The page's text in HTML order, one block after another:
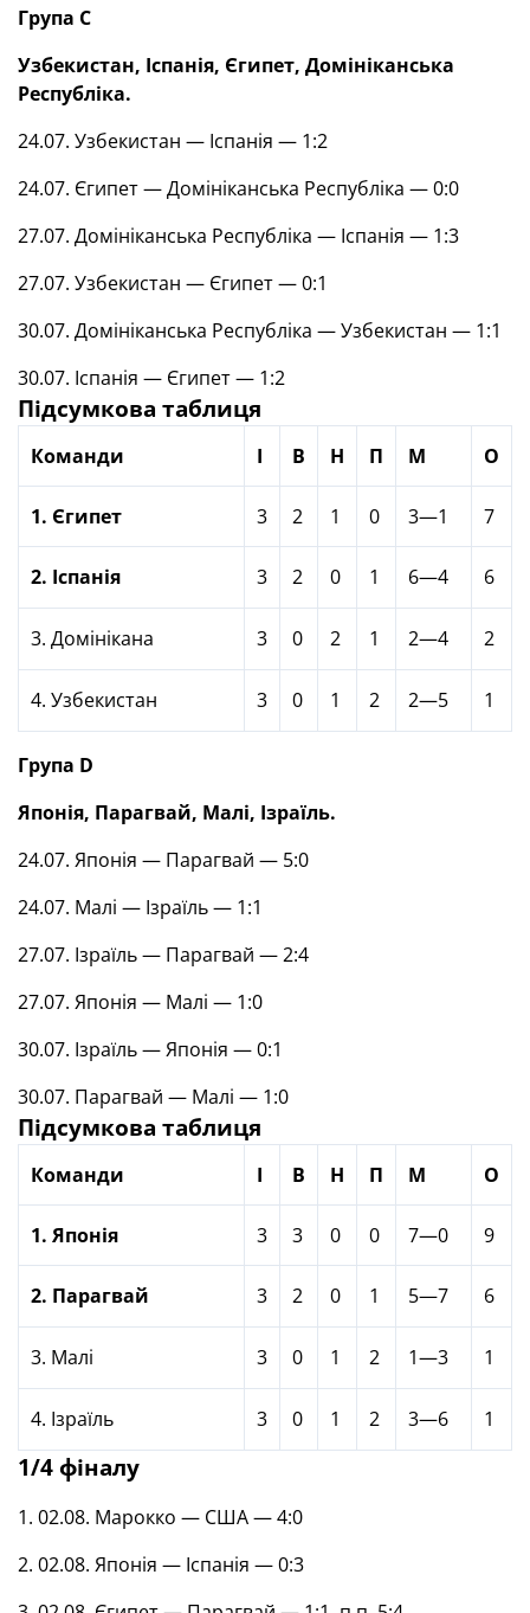
Група С
Узбекистан, Іспанія, Єгипет, Домініканська
Республіка.
24.07. Узбекистан — Іспанія — 1:2
24.07. Єгипет — Домініканська Республіка — 0:0
27.07. Домініканська Республіка — Іспанія — 1:3
27.07. Узбекистан — Єгипет — 0:1
30.07. Домініканська Республіка — Узбекистан — 1:1
30.07. Іспанія — Єгипет — 1:2
Підсумкова таблиця
Команди І В Н П М О
1. Єгипет 3 2 1 0 3—1 7
2. Іспанія 3 2 0 1 6—4 6
3. Домінікана 3 0 2 1 2—4 2
4. Узбекистан 3 0 1 2 2—5 1
Група D
Японія, Парагвай, Малі, Ізраїль.
24.07. Японія — Парагвай — 5:0
24.07. Малі — Ізраїль — 1:1
27.07. Ізраїль — Парагвай — 2:4
27.07. Японія — Малі — 1:0
30.07. Ізраїль — Японія — 0:1
30.07. Парагвай — Малі — 1:0
Підсумкова таблиця
Команди І В Н П М О
1. Японія 3 3 0 0 7—0 9
2. Парагвай 3 2 0 1 5—7 6
3. Малі 3 0 1 2 1—3 1
4. Ізраїль 3 0 1 2 3—6 1
1/4 фіналу
1. 02.08. Марокко — США — 4:0
2. 02.08. Японія — Іспанія — 0:3